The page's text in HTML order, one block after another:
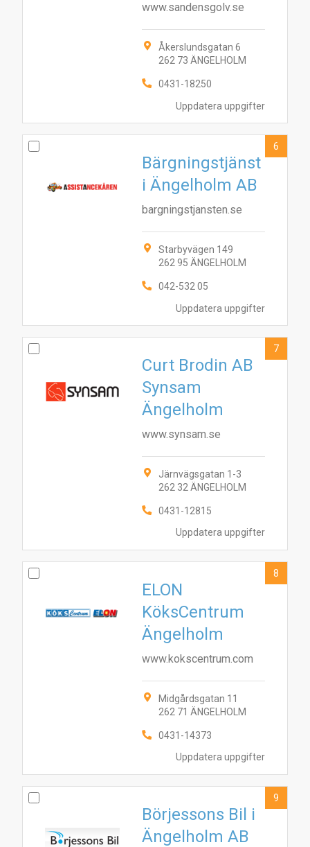
Uppdatera uppgifter
www.sandensgolv.se
Åkerslundsgatan 6
262 73 ÄNGELHOLM
0431-18250
Uppdatera uppgifter
Bärgningstjänst
i Ängelholm AB
bargningstjansten.se
Starbyvägen 149
262 95 ÄNGELHOLM
042-532 05
6
Uppdatera uppgifter
Curt Brodin AB
Synsam
Ängelholm
www.synsam.se
Järnvägsgatan 1-3
262 32 ÄNGELHOLM
0431-12815
7
Uppdatera uppgifter
ELON
KöksCentrum
Ängelholm
www.kokscentrum.com
Midgårdsgatan 11
262 71 ÄNGELHOLM
0431-14373
8
Börjessons Bil i
Ängelholm AB
9